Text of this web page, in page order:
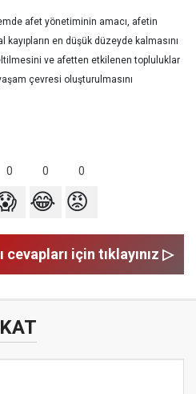
afet yönetiminin amacı, afetin
en düşük düzeyde kalmasını
ve afetten etkilenen topluluklar
çevresi oluşturulmasını
0 0 0
😂 😡
cevapları için tıklayınız ▷